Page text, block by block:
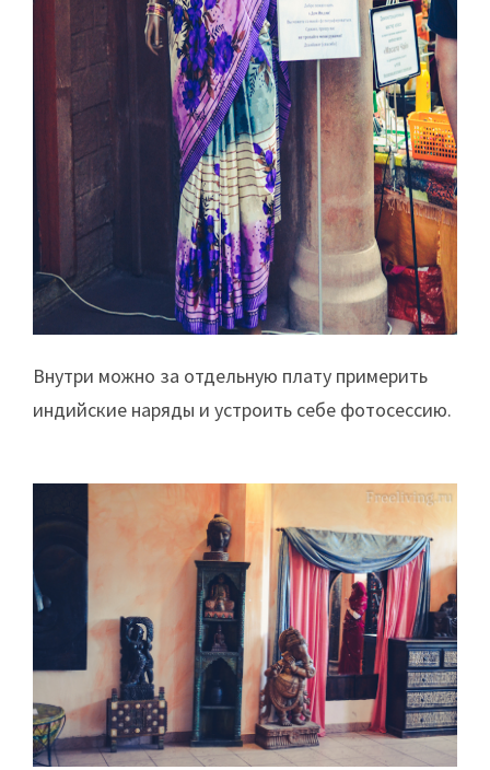
Внутри можно за отдельную плату примерить
индийские наряды и устроить себе фотосессию.